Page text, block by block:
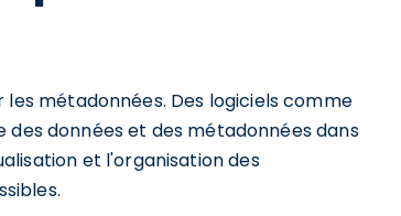
métadonnées. Des logiciels comme
données et des métadonnées dans
et l'organisation des